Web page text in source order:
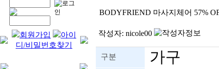
회원가입
아이
디/비밀번호찾기
BODYFRIEND 마사지체어 57%
작성자: nicole00
구분 가구